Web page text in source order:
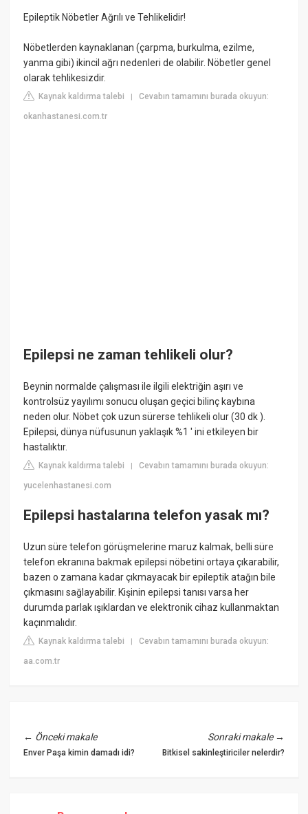
Epileptik Nöbetler Ağrılı ve Tehlikelidir!
Nöbetlerden kaynaklanan (çarpma, burkulma, ezilme,
yanma gibi) ikincil ağrı nedenleri de olabilir. Nöbetler genel
olarak tehlikesizdir.
Kaynak kaldırma talebi |Cevabın tamamını burada okuyun:
okanhastanesi.com.tr
Epilepsi ne zaman tehlikeli olur?
Beynin normalde çalışması ile ilgili elektriğin aşırı ve
kontrolsüz yayılımı sonucu oluşan geçici bilinç kaybına
neden olur. Nöbet çok uzun sürerse tehlikeli olur (30 dk ).
Epilepsi, dünya nüfusunun yaklaşık %1 ' ini etkileyen bir
hastalıktır.
Kaynak kaldırma talebi |Cevabın tamamını burada okuyun:
yucelenhastanesi.com
Epilepsi hastalarına telefon yasak mı?
Uzun süre telefon görüşmelerine maruz kalmak, belli süre
telefon ekranına bakmak epilepsi nöbetini ortaya çıkarabilir,
bazen o zamana kadar çıkmayacak bir epileptik atağın bile
çıkmasını sağlayabilir. Kişinin epilepsi tanısı varsa her
durumda parlak ışıklardan ve elektronik cihaz kullanmaktan
kaçınmalıdır.
Kaynak kaldırma talebi |Cevabın tamamını burada okuyun:
aa.com.tr
← Önceki makale
Enver Paşa kimin damadı idi?
Sonraki makale→
Bitkisel sakinleştiriciler nelerdir?